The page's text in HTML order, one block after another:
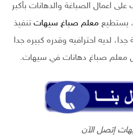
اعمال الصباغة والدهانات بأكبر
يستطيع معلم صباغ سيهات تنفيذ
لديه احترافيه وقدره كبيره جدا
معلم صباغ دهانات في سيهات.
إتصل الآن